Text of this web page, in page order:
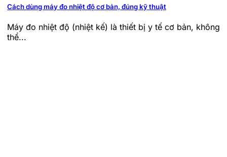
Cách dùng máy đo nhiệt độ cơ bản, đúng kỹ thuật
Máy đo nhiệt độ (nhiệt kế) là thiết bị y tế cơ bản, không
thể...